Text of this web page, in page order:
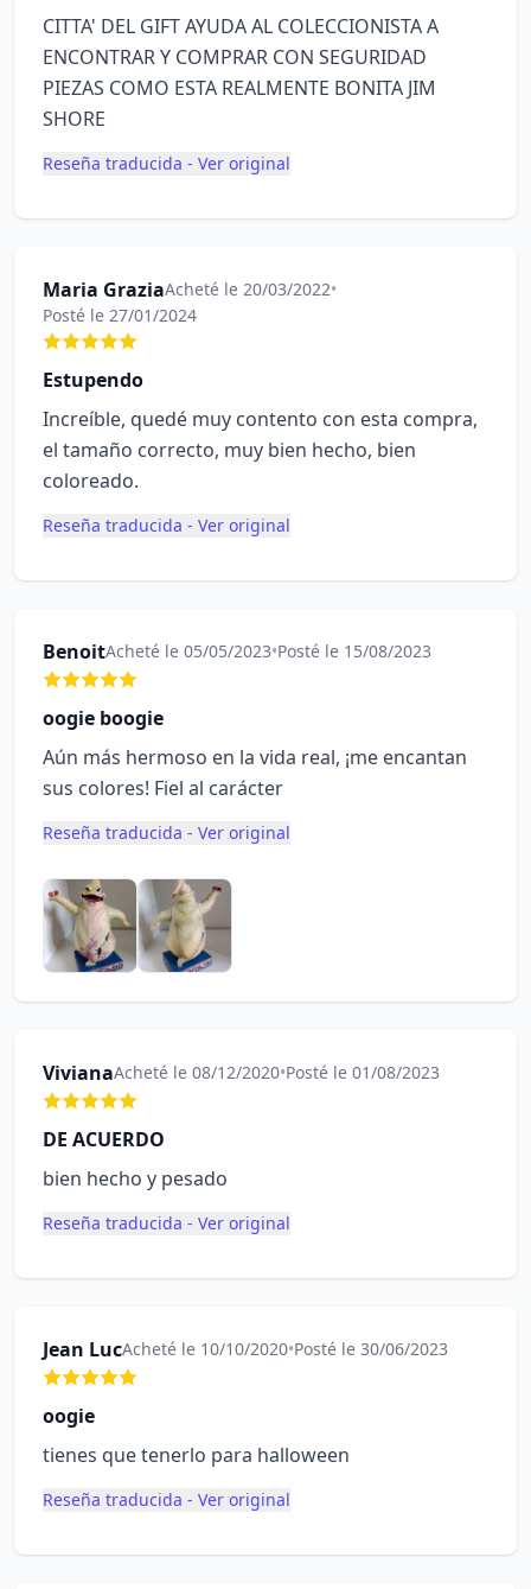
CITTA' DEL GIFT AYUDA AL COLECCIONISTA A
ENCONTRAR Y COMPRAR CON SEGURIDAD
PIEZAS COMO ESTA REALMENTE BONITA JIM
SHORE
Reseña traducida - Ver original
Maria GraziaAcheté le 20/03/2022•
Posté le 27/01/2024
Estupendo
Increíble, quedé muy contento con esta compra,
el tamaño correcto, muy bien hecho, bien
coloreado.
Reseña traducida - Ver original
BenoitAcheté le 05/05/2023•Posté le 15/08/2023
oogie boogie
Aún más hermoso en la vida real, ¡me encantan
sus colores! Fiel al carácter
Reseña traducida - Ver original
VivianaAcheté le 08/12/2020•Posté le 01/08/2023
DE ACUERDO
bien hecho y pesado
Reseña traducida - Ver original
Jean LucAcheté le 10/10/2020•Posté le 30/06/2023
oogie
tienes que tenerlo para halloween
Reseña traducida - Ver original